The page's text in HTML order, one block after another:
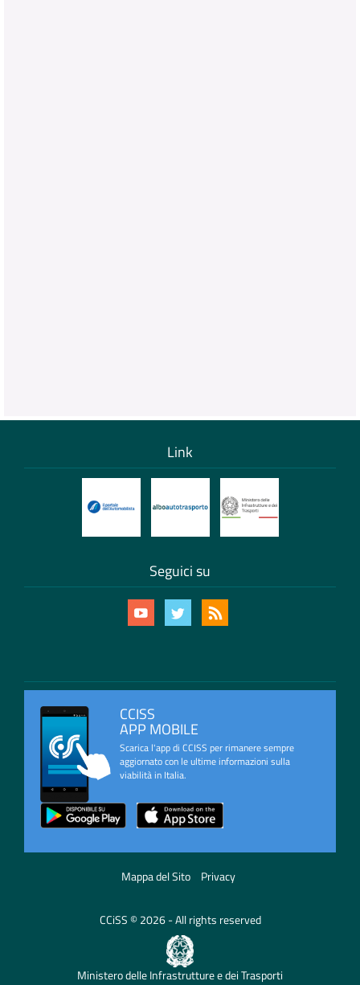
Link
Seguici su
CCISS
APP MOBILE
Scarica l'app di CCISS per rimanere sempre
aggiornato con le ultime informazioni sulla
viabilità in Italia.
Mappa del Sito Privacy
CCiSS © 2026 - All rights reserved
Ministero delle Infrastrutture e dei Trasporti